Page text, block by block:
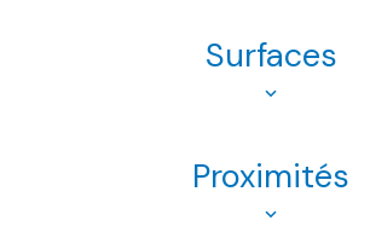
Surfaces
Proximités